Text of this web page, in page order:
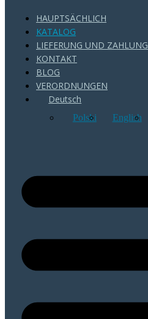
HAUPTSÄCHLICH
KATALOG
LIEFERUNG UND ZAHLUNG
KONTAKT
BLOG
VERORDNUNGEN
Deutsch
Polski English